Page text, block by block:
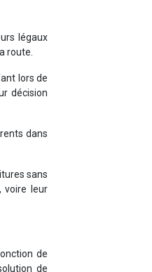
légaux
route.
lors de
décision
dans
sans
voire leur
de
de